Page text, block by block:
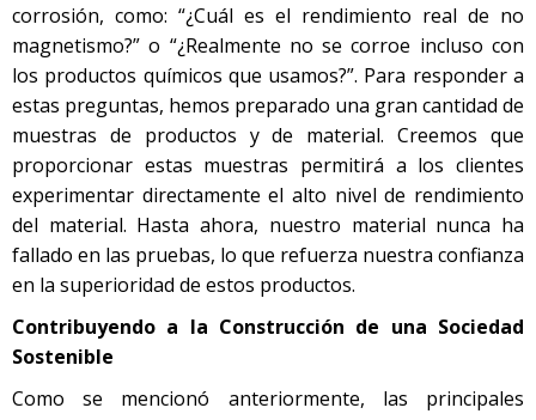
corrosión, como: “¿Cuál es el rendimiento real de no
magnetismo?” o “¿Realmente no se corroe incluso con
los productos químicos que usamos?”. Para responder a
estas preguntas, hemos preparado una gran cantidad de
muestras de productos y de material. Creemos que
proporcionar estas muestras permitirá a los clientes
experimentar directamente el alto nivel de rendimiento
del material. Hasta ahora, nuestro material nunca ha
fallado en las pruebas, lo que refuerza nuestra confianza
en la superioridad de estos productos.
Contribuyendo a la Construcción de una Sociedad
Sostenible
Como se mencionó anteriormente, las principales